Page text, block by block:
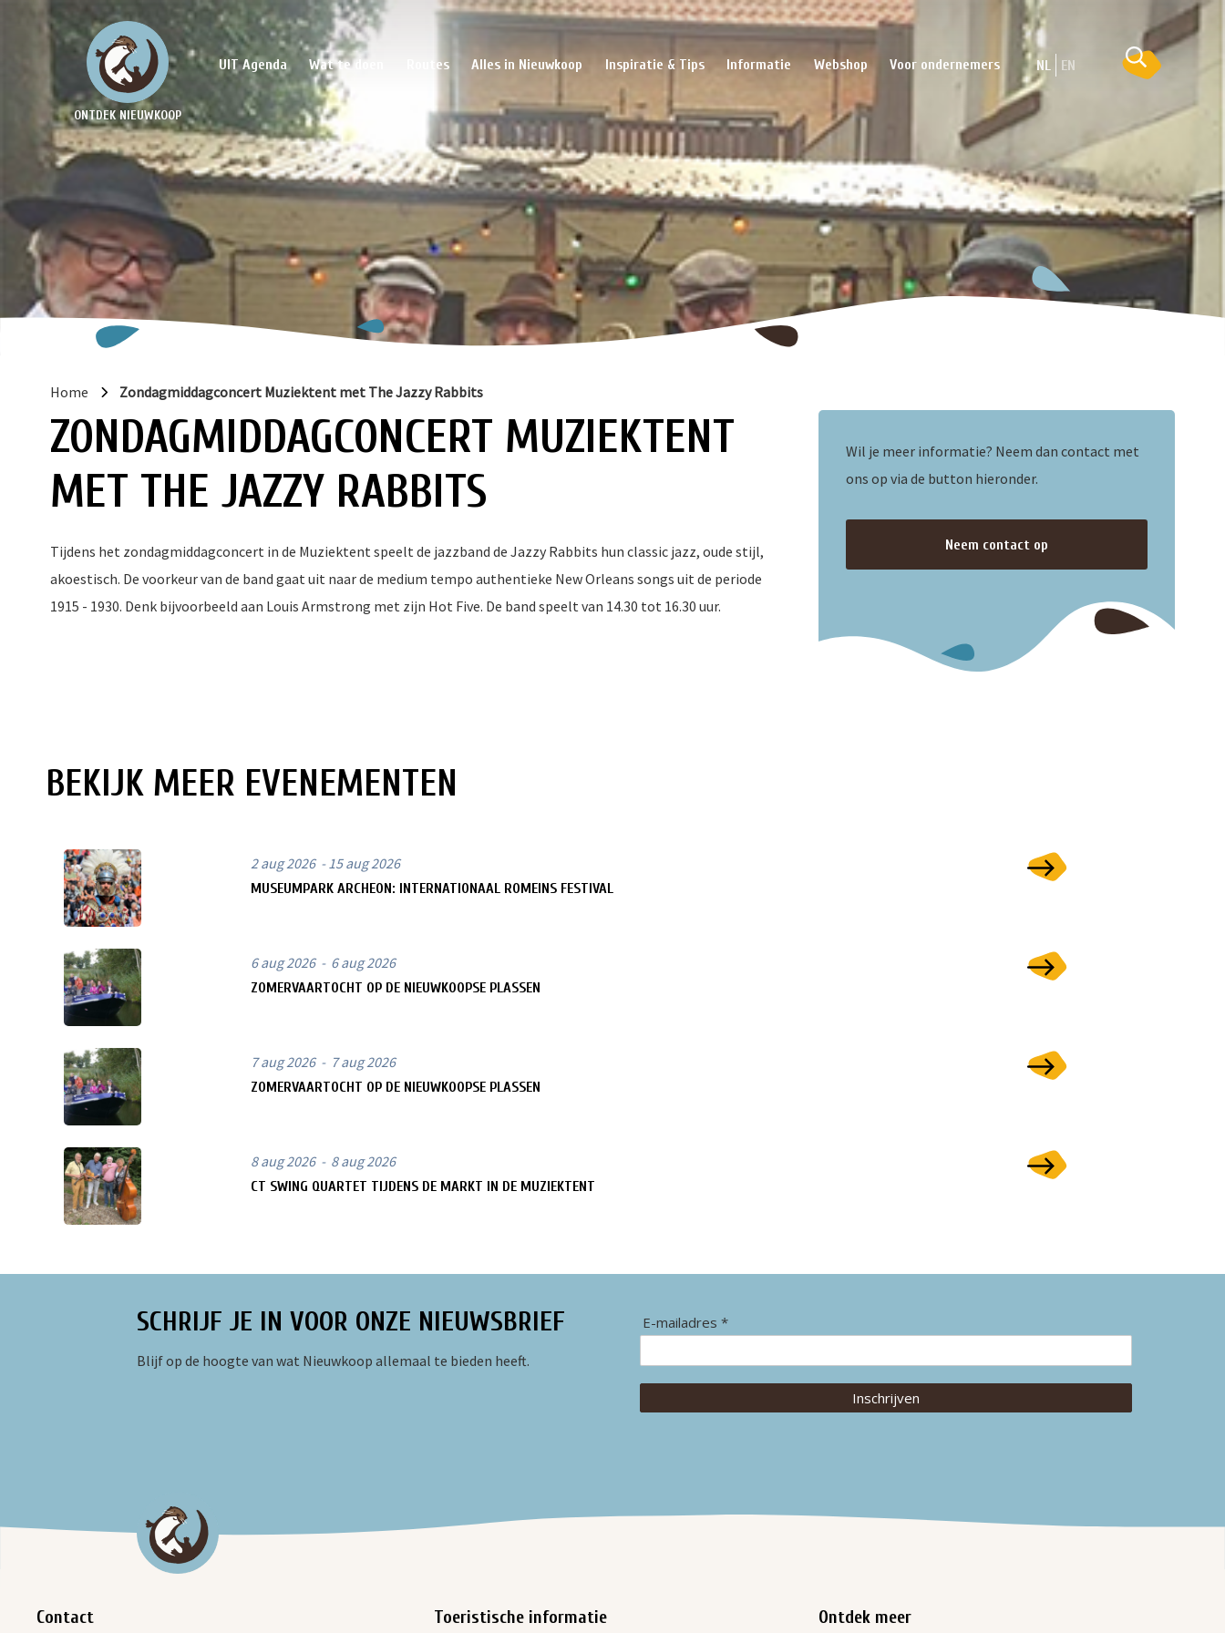
ONTDEK NIEUWKOOP
UIT Agenda Wat te doen Routes Alles in Nieuwkoop Inspiratie & Tips Informatie Webshop Voor ondernemers NL EN
Home Zondagmiddagconcert Muziektent met The Jazzy Rabbits
ZONDAGMIDDAGCONCERT MUZIEKTENT
MET THE JAZZY RABBITS
Tijdens het zondagmiddagconcert in de Muziektent speelt de jazzband de Jazzy Rabbits hun classic jazz, oude stijl,
akoestisch. De voorkeur van de band gaat uit naar de medium tempo authentieke New Orleans songs uit de periode
1915 - 1930. Denk bijvoorbeeld aan Louis Armstrong met zijn Hot Five. De band speelt van 14.30 tot 16.30 uur.
Wil je meer informatie? Neem dan contact met
ons op via de button hieronder.
Neem contact op
BEKIJK MEER EVENEMENTEN
2 aug 2026 - 15 aug 2026
MUSEUMPARK ARCHEON: INTERNATIONAAL ROMEINS FESTIVAL
6 aug 2026 - 6 aug 2026
ZOMERVAARTOCHT OP DE NIEUWKOOPSE PLASSEN
7 aug 2026 - 7 aug 2026
ZOMERVAARTOCHT OP DE NIEUWKOOPSE PLASSEN
8 aug 2026 - 8 aug 2026
CT SWING QUARTET TIJDENS DE MARKT IN DE MUZIEKTENT
SCHRIJF JE IN VOOR ONZE NIEUWSBRIEF
Blijf op de hoogte van wat Nieuwkoop allemaal te bieden heeft.
E-mailadres *
Inschrijven
Contact Toeristische informatie Ontdek meer